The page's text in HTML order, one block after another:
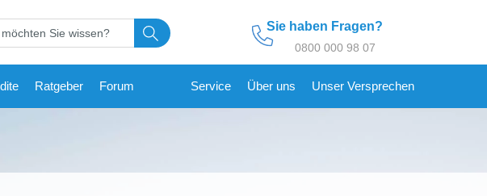
Sie haben Fragen?
0800 000 98 07
Ratgeber Forum Service Über uns Unser Versprechen